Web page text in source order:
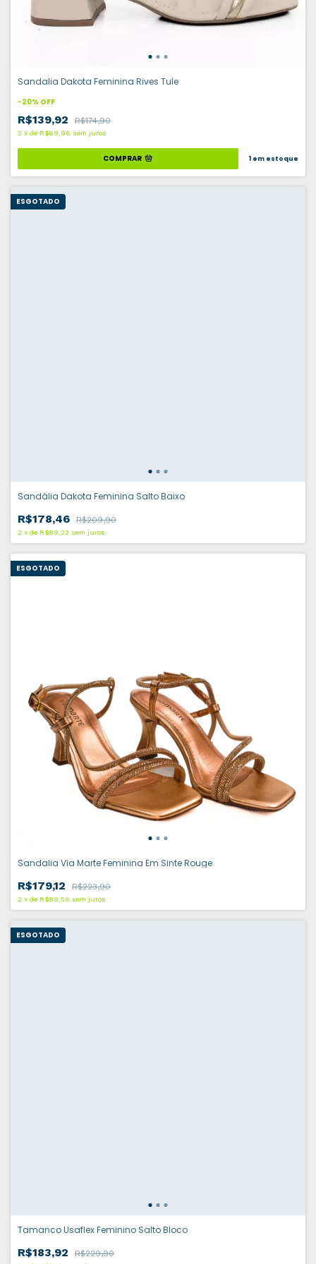
Sandalia Dakota Feminina Rives Tule
-20% OFF
R$139,92 R$174,90
2 x de R$69,96 sem juros
COMPRAR 1 em estoque
ESGOTADO
Sandália Dakota Feminina Salto Baixo
R$178,46 R$209,90
2 x de R$89,23 sem juros
ESGOTADO
Sandalia Via Marte Feminina Em Sinte Rouge
R$179,12 R$223,90
2 x de R$89,56 sem juros
ESGOTADO
Tamanco Usaflex Feminino Salto Bloco
R$183,92 R$229,90